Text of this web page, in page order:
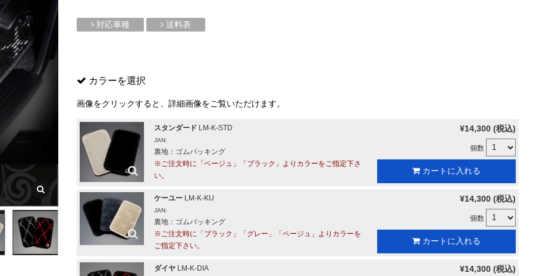
対応車種 送料表
カラーを選択
画像をクリックすると、詳細画像をご覧いただけます。
スタンダード LM-K-STD
JAN:
裏地：ゴムパッキング
※ご注文時に「ベージュ」「ブラック」よりカラーをご指定下さ
い。
¥14,300 (税込)
個数
カートに入れる
ケーユーLM-K-KU
JAN:
裏地：ゴムパッキング
※ご注文時に「ブラック」「グレー」「ベージュ」よりカラーを
ご指定下さい。
¥14,300 (税込)
個数
カートに入れる
ダイヤLM-K-DIA ¥14,300 (税込)